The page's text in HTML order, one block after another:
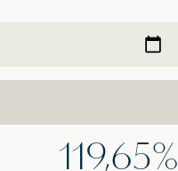
119,65%